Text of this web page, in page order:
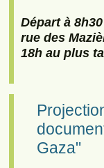
Départ à
rue des
18h au plus
Gaza"